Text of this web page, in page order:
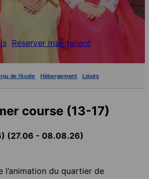
Réserver maintenant
de l'école Hébergement Loisirs
course (13-17)
(27.06 - 08.08.26)
l’animation du quartier de